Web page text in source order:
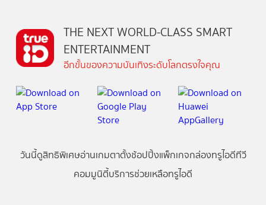
THE NEXT WORLD-CLASS SMART
ENTERTAINMENT
อีกขั้นของความบันเทิงระดับโลกตรงใจคุณ
วันนี้ดูสิทธิพิเศษอ่านเกมตาตั้งช้อปปิ้งแพ็กเกจกล่องทรูไอดีทีวี
คอมมูนิตี้บริการช่วยเหลือทรูไอดี